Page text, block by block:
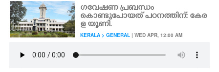
ഗവേഷണ പ്രബന്ധം
കൊണ്ടുപോയത് പഠനത്തിന്: കേര
ള യൂണി.
KERALA > GENERAL | WED APR, 12:00 AM